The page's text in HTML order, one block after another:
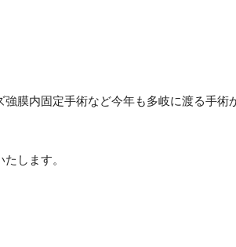
膜内固定手術など今年も多岐に渡る手術
します。